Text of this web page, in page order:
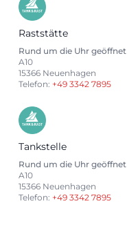
Raststätte
Rund um die Uhr geöffnet
A10
15366 Neuenhagen
Telefon: +49 3342 7895
Tankstelle
Rund um die Uhr geöffnet
A10
15366 Neuenhagen
Telefon: +49 3342 7895